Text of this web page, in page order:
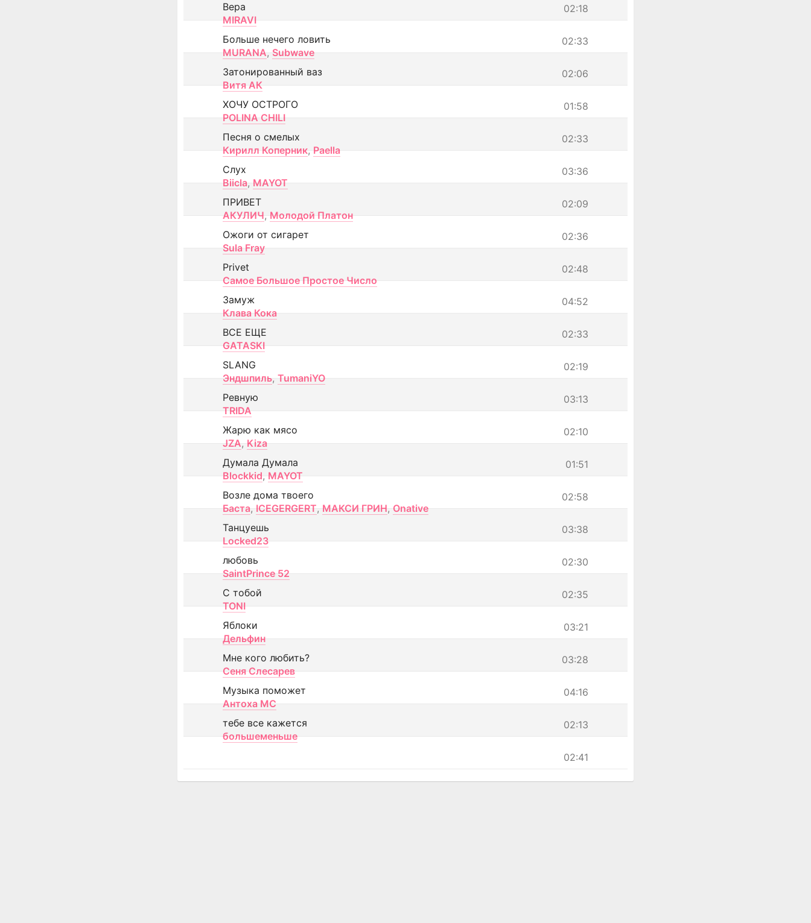
02:18
Вера
MIRAVI
02:33
Больше нечего ловить
MURANA, Subwave
02:06
Затонированный ваз
Витя АК
01:58
ХОЧУ ОСТРОГО
POLINA CHILI
02:33
Песня о смелых
Кирилл Коперник, Paella
03:36
Слух
Biicla, MAYOT
02:09
ПРИВЕТ
АКУЛИЧ, Молодой Платон
02:36
Ожоги от сигарет
Sula Fray
02:48
Privet
Самое Большое Простое Число
04:52
Замуж
Клава Кока
02:33
ВСЕ ЕЩЕ
GATASKI
02:19
SLANG
Эндшпиль, TumaniYO
03:13
Ревную
TRIDA
02:10
Жарю как мясо
JZA, Kiza
01:51
Думала Думала
Blockkid, MAYOT
02:58
Возле дома твоего
Баста, ICEGERGERT, МАКСИ ГРИН, Onative
03:38
Танцуешь
Locked23
02:30
любовь
SaintPrince 52
02:35
С тобой
TONI
03:21
Яблоки
Дельфин
03:28
Мне кого любить?
Сеня Слесарев
04:16
Музыка поможет
Антоха МС
02:13
тебе все кажется
большеменьше
02:41